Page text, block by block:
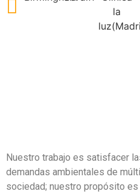
Nuestro trabajo es satisfacer
demandas ambientales de
sociedad; nuestro propósito